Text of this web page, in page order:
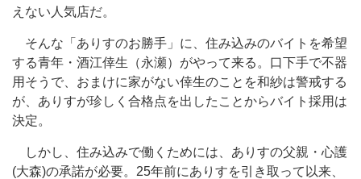
えない人気店だ。
そんな「ありすのお勝手」に、住み込みのバイトを希望
する青年・酒江倖生（永瀬）がやって来る。口下手で不器
用そうで、おまけに家がない倖生のことを和紗は警戒する
が、ありすが珍しく合格点を出したことからバイト採用は
決定。
しかし、住み込みで働くためには、ありすの父親・心護
(大森)の承諾が必要。25年前にありすを引き取って以来、